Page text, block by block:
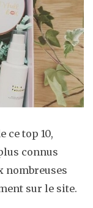
ce top 10,
connus
nombreuses
sur le site.